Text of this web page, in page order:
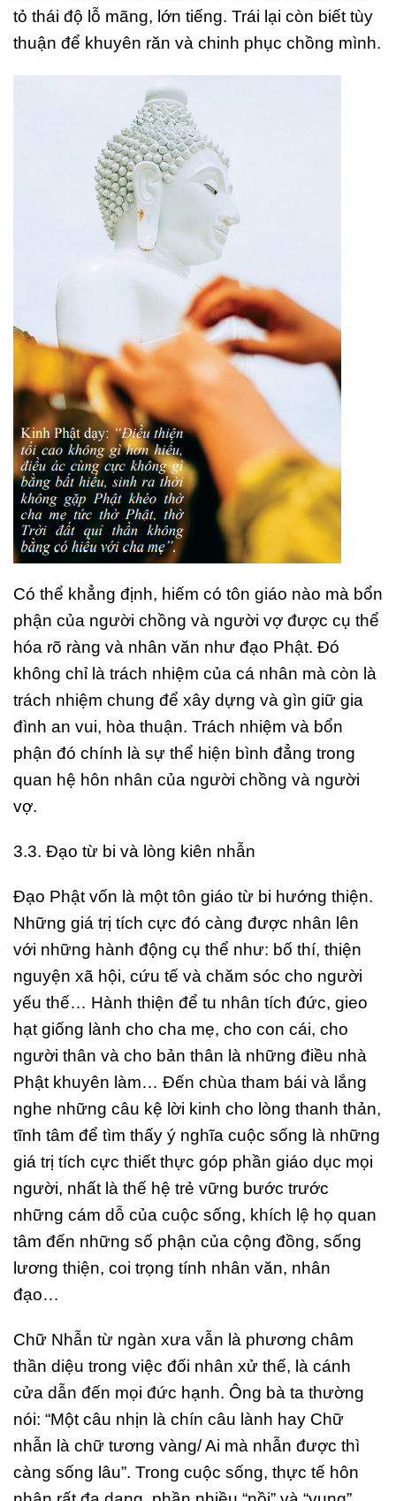
tỏ thái độ lỗ mãng, lớn tiếng. Trái lại còn biết tùy
thuận để khuyên răn và chinh phục chồng mình.
Có thể khẳng định, hiếm có tôn giáo nào mà bổn
phận của người chồng và người vợ được cụ thể
hóa rõ ràng và nhân văn như đạo Phật. Đó
không chỉ là trách nhiệm của cá nhân mà còn là
trách nhiệm chung để xây dựng và gìn giữ gia
đình an vui, hòa thuận. Trách nhiệm và bổn
phận đó chính là sự thể hiện bình đẳng trong
quan hệ hôn nhân của người chồng và người
vợ.
3.3. Đạo từ bi và lòng kiên nhẫn
Đạo Phật vốn là một tôn giáo từ bi hướng thiện.
Những giá trị tích cực đó càng được nhân lên
với những hành động cụ thể như: bố thí, thiện
nguyện xã hội, cứu tế và chăm sóc cho người
yếu thế… Hành thiện để tu nhân tích đức, gieo
hạt giống lành cho cha mẹ, cho con cái, cho
người thân và cho bản thân là những điều nhà
Phật khuyên làm… Đến chùa tham bái và lắng
nghe những câu kệ lời kinh cho lòng thanh thản,
tĩnh tâm để tìm thấy ý nghĩa cuộc sống là những
giá trị tích cực thiết thực góp phần giáo dục mọi
người, nhất là thế hệ trẻ vững bước trước
những cám dỗ của cuộc sống, khích lệ họ quan
tâm đến những số phận của cộng đồng, sống
lương thiện, coi trọng tính nhân văn, nhân
đạo…
Chữ Nhẫn từ ngàn xưa vẫn là phương châm
thần diệu trong việc đối nhân xử thế, là cánh
cửa dẫn đến mọi đức hạnh. Ông bà ta thường
nói: “Một câu nhịn là chín câu lành hay Chữ
nhẫn là chữ tương vàng/ Ai mà nhẫn được thì
càng sống lâu”. Trong cuộc sống, thực tế hôn